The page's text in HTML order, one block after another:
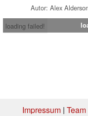
Autor: Alex
loading failed!
Impressum| Team